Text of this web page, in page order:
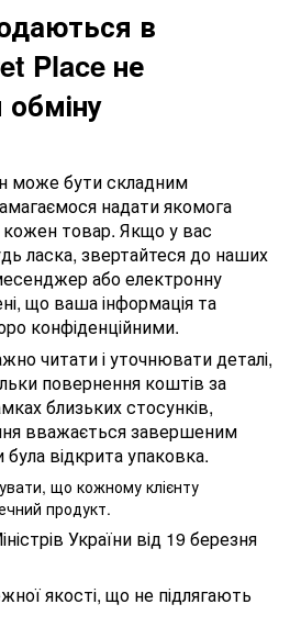
в
Place не
обміну
може бути складним
надати якомога
кожен товар. Якщо у вас
ласка, звертайтеся до наших
або електронну
що ваша інформація та
конфіденційними.
читати і уточнювати деталі,
повернення коштів за
близьких стосунків,
вважається завершеним
відкрита упаковка.
що кожному клієнту
продукт.
України від 19 березня
якості, що не підлягають